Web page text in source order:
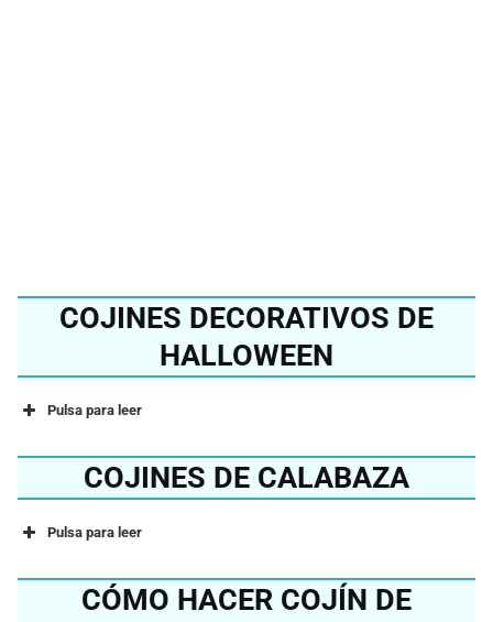
COJINES DECORATIVOS DE
HALLOWEEN
Pulsa para leer
COJINES DE CALABAZA
Pulsa para leer
CÓMO HACER COJÍN DE